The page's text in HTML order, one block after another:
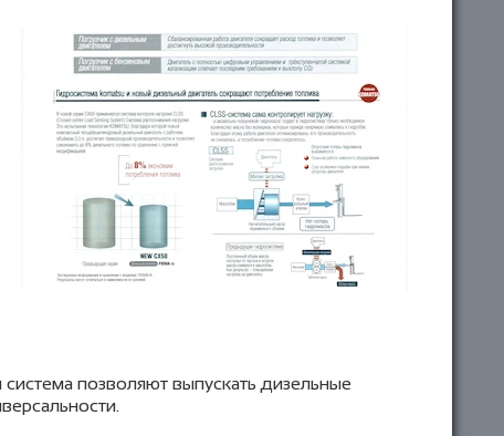
позволяют выпускать дизельные